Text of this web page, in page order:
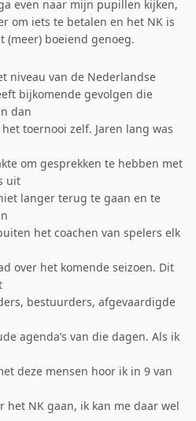
even naar mijn pupillen kijken,
om iets te betalen en het NK is
(meer) boeiend genoeg.
niveau van de Nederlandse
bijkomende gevolgen die
dan
toernooi zelf. Jaren lang was
om gesprekken te hebben met
uit
langer terug te gaan en te
het coachen van spelers elk
over het komende seizoen. Dit
bestuurders, afgevaardigde
agenda’s van die dagen. Als ik
deze mensen hoor ik in 9 van
NK gaan, ik kan me daar wel